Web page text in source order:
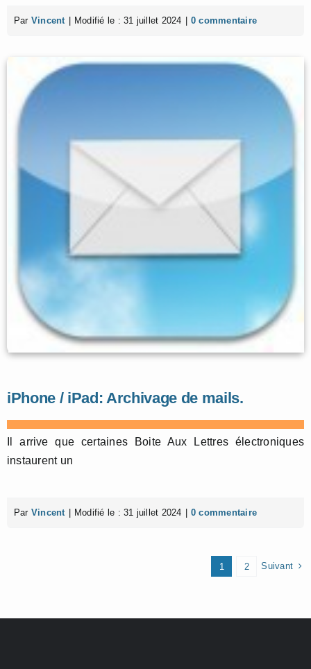
Par Vincent Modifié le : 31 juillet 2024 0 commentaire
iPhone / iPad: Archivage de mails.
Il arrive que certaines Boite Aux Lettres électroniques
instaurent un
Par Vincent Modifié le : 31 juillet 2024 0 commentaire
1 2 Suivant